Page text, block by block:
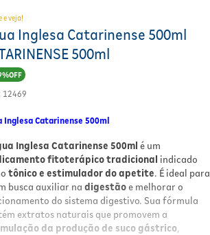
e veja!
Inglesa Catarinense 500ml
500ml
12469
Inglesa Catarinense 500ml
Inglesa Catarinense 500ml é um
fitoterápico tradicional indicado
tônico e estimulador do apetite. É ideal para
busca auxiliar nadigestãoe melhorar o
do sistema digestivo. Sua fórmula
extratos naturais que promovem a
da produção de suco gástrico